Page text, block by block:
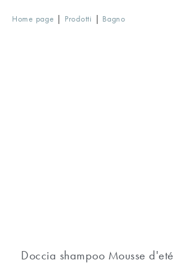
Home page | Prodotti | Bagno
Doccia shampoo Mousse d'eté